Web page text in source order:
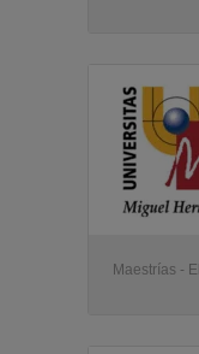
Maestrías -